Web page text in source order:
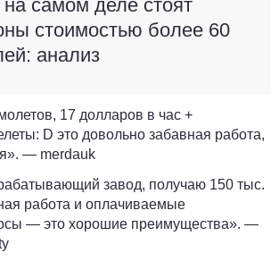
самом деле стоят
стоимостью более 60
анализ
17 долларов в час +
D это довольно забавная работа,
— merdauk
завод, получаю 150 тыс.
работа и оплачиваемые
— это хорошие преимущества». —